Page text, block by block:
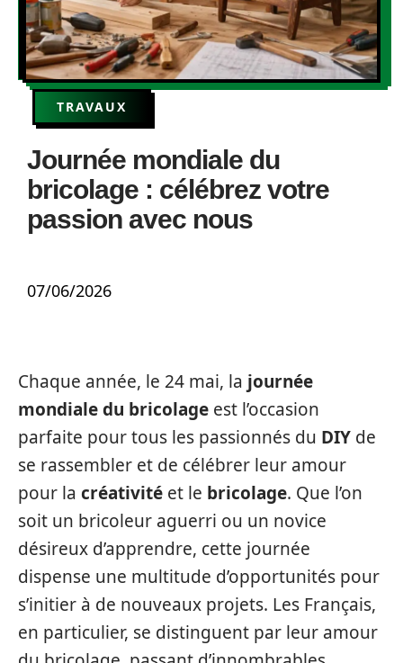
TRAVAUX
Journée mondiale du
bricolage : célébrez votre
passion avec nous
07/06/2026
Chaque année, le 24 mai, la journée
mondiale du bricolage est l’occasion
parfaite pour tous les passionnés du DIY de
se rassembler et de célébrer leur amour
pour la créativité et le bricolage. Que l’on
soit un bricoleur aguerri ou un novice
désireux d’apprendre, cette journée
dispense une multitude d’opportunités pour
s’initier à de nouveaux projets. Les Français,
en particulier, se distinguent par leur amour